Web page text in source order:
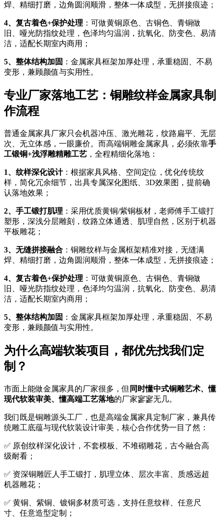
焊、精细打磨，边角圆润顺滑，整体一体成型，无拼接痕迹；
4、复古着色+保护处理 ：可做黄铜原色、古铜色、青铜做
旧、哑光防指纹处理，色泽均匀温润，抗氧化、防变色、易清
洁，适配长期室内商用；
5、整体结构加固 ：金属家具框架加厚处理，承重稳固、不易
变形，兼顾颜值与实用性。
专业厂家落地工艺：铜雕纹样金属家具制
作流程
普通金属家具厂家只会机器冲压、激光雕花，纹路扁平、无层
次、无立体感，一眼廉价。而高端铜雕金属家具，必须依靠手
工锻铜+浅浮雕精雕工艺 ，全程精细化落地：
1、纹样深化设计：根据家具风格、空间定位，优化传统纹
样，简化冗余细节，出具专属深化图纸、3D效果图，提前确
认落地效果；
2、手工锻打肌理 ：采用优质黄铜/紫铜板材，老师傅手工锻打
塑形，深浅分层雕刻，纹路立体通透、肌理自然，区别于机器
平板雕花；
3、无缝拼接融合 ：铜雕纹样与金属框架精准对接，无缝满
焊、精细打磨，边角圆润顺滑，整体一体成型，无拼接痕迹；
4、复古着色+保护处理 ：可做黄铜原色、古铜色、青铜做
旧、哑光防指纹处理，色泽均匀温润，抗氧化、防变色、易清
洁，适配长期室内商用；
5、整体结构加固 ：金属家具框架加厚处理，承重稳固、不易
变形，兼顾颜值与实用性。
为什么高端软装项目，都优先找我们定
制？
市面上能做金属家具的厂家很多，但 同时懂中式铜雕艺术、懂
现代软装审美、懂高端工艺落地的厂家寥寥无几。
我们既是铜雕源头工厂，也是高端金属家具定制厂家，兼具传
统雕工底蕴与现代软装设计审美，核心合作优势一目了然：
✅ 原创纹样深化设计，不套模板、不堆砌雕花，古今融合高
级耐看；
✅ 资深铜雕匠人手工锻打，肌理立体、层次丰富、质感远超
机器雕花；
✅ 黄铜、紫铜、镀铜多材质可选，支持任意纹样、任意尺
寸、任意造型定制；